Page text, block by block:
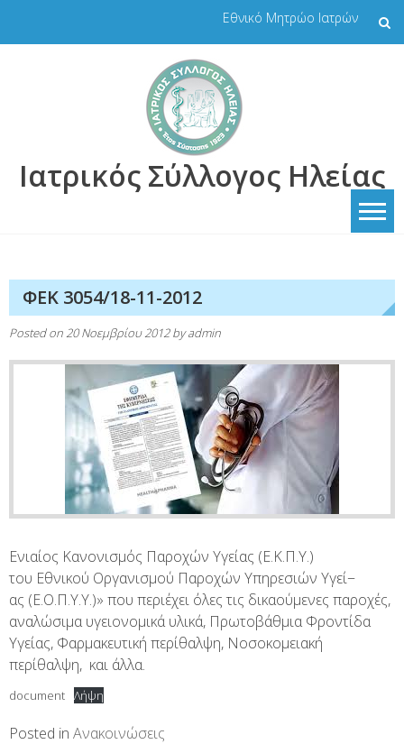
Εθνικό Μητρώο Ιατρών
Ιατρικός Σύλλογος Ηλείας
ΦΕΚ 3054/18-11-2012
Posted on 20 Νοεμβρίου 2012byadmin
Ενιαίος Κανονισμός Παροχών Υγείας (Ε.Κ.Π.Υ.)
του Εθνικού Οργανισμού Παροχών Υπηρεσιών Υγεί−
ας (Ε.Ο.Π.Υ.Υ.)» που περιέχει όλες τις δικαούμενες παροχές,
αναλώσιμα υγειονομικά υλικά, Πρωτοβάθμια Φροντίδα
Υγείας, Φαρμακευτική περίθαλψη, Νοσοκομειακή
περίθαλψη, και άλλα.
document Λήψη
Posted in Ανακοινώσεις